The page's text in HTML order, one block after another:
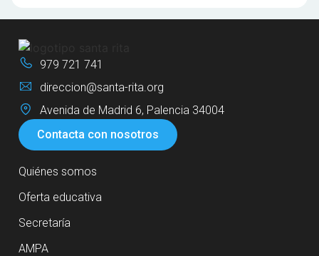
979 721 741
direccion@santa-rita.org
Avenida de Madrid 6, Palencia 34004
Contacta con nosotros
Quiénes somos
Oferta educativa
Secretaría
AMPA